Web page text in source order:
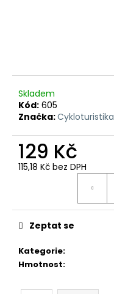
Skladem
Kód: 605
Značka:Cykloturistika
129 Kč
115,18 Kč bez DPH
Kategorie:
Hmotnost:
Zeptat se